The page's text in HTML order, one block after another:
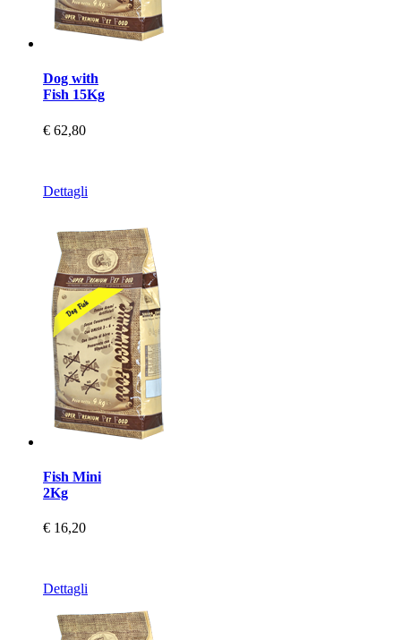
Dog with
Fish 15Kg
€ 62,80
Dettagli
Fish Mini
2Kg
€ 16,20
Dettagli